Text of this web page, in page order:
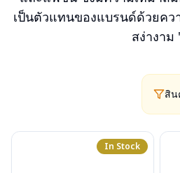
เป็นตัวแทนของแบรนด์ด้วยคว
สง่างาม
สิน
In Stock